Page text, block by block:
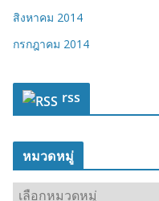
สิงหาคม 2014
กรกฎาคม 2014
rss
หมวดหมู่